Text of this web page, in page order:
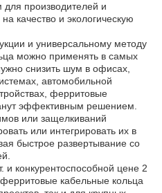
производителей и
качество и экологическую
и универсальному методу
можно применять в самых
снизить шум в офисах,
автомобильной
ферритовые
эффективным решением.
или защелкиваний
или интегрировать их в
быстрое развертывание со
конкурентоспособной цене 2
кабельные кольца